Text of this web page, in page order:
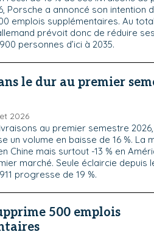
Porsche a annoncé son intention
emplois supplémentaires. Au
prévoit donc de réduire ses
personnes d’ici à 2035.
le dur au premier
2026
au premier semestre 2026,
un volume en baisse de 16 %. La
Chine mais surtout -13 % en
marché. Seule éclaircie depuis
progresse de 19 %.
500 emplois